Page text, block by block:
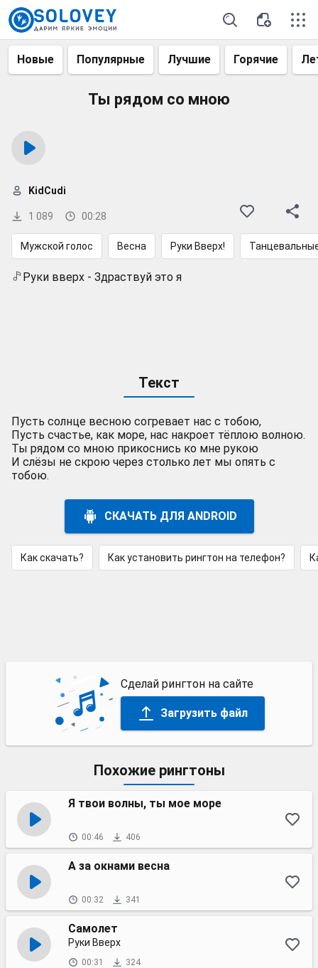
Новые Популярные Лучшие Горячие
Ты рядом со мною
1 089 00:28
KidCudi
Мужской голос Весна Руки Вверх!
Руки вверх - Здраствуй это я
Текст
Пусть солнце весною согревает нас с тобою,
Пусть счастье, как море, нас накроет тёплою волною.
Ты рядом со мною прикоснись ко мне рукою
И слёзы не скрою через столько лет мы опять с
тобою.
СКАЧАТЬ ДЛЯ ANDROID
Как скачать? Как установить рингтон на телефон?
Сделай рингтон на сайте
Загрузить файл
Похожие рингтоны
Я твои волны, ты мое море
00:46 406
А за окнами весна
00:32 341
Самолет
Руки Вверх
00:31 324